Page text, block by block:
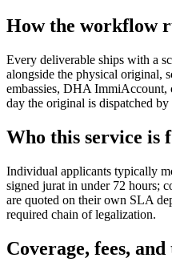
How the workflow
Every deliverable ships with a
alongside the physical original,
embassies, DHA ImmiAccount,
day the original is dispatched
Who this service is
Individual applicants typically
signed jurat in under 72 hours;
are quoted on their own SLA
required chain of legalization.
Coverage, fees,